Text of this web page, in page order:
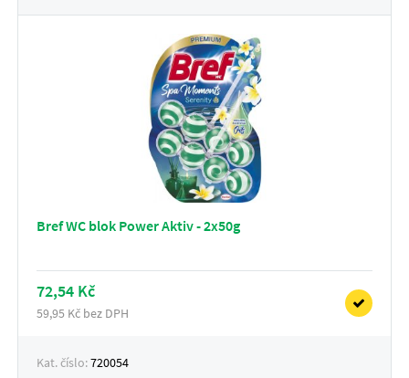
Bref WC blok Power Aktiv - 2x50g
72,54 Kč
59,95 Kč bez DPH
Kat. číslo:720054